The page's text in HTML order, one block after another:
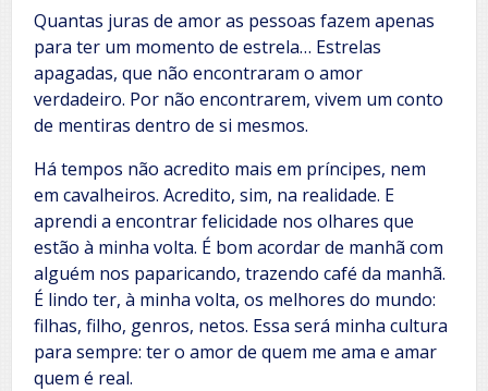
Quantas juras de amor as pessoas fazem apenas
para ter um momento de estrela… Estrelas
apagadas, que não encontraram o amor
verdadeiro. Por não encontrarem, vivem um conto
de mentiras dentro de si mesmos.
Há tempos não acredito mais em príncipes, nem
em cavalheiros. Acredito, sim, na realidade. E
aprendi a encontrar felicidade nos olhares que
estão à minha volta. É bom acordar de manhã com
alguém nos paparicando, trazendo café da manhã.
É lindo ter, à minha volta, os melhores do mundo:
filhas, filho, genros, netos. Essa será minha cultura
para sempre: ter o amor de quem me ama e amar
quem é real.